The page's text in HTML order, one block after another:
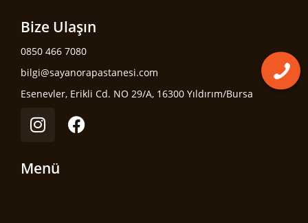
Bize Ulaşın
0850 466 7080
bilgi@sayanorapastanesi.com
Esenevler, Erikli Cd. NO 29/A, 16300 Yıldırım/Bursa
Menü